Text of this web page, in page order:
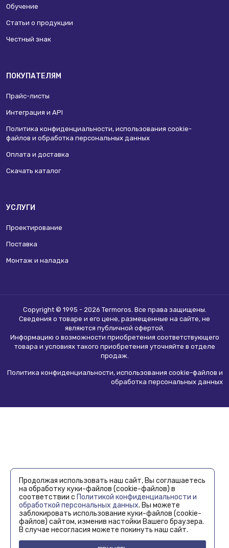
Обучение
Статьи о продукции
Честный знак
ПОКУПАТЕЛЯМ
Прайс-листы
Интеграция и API
Политика конфиденциальности, использования сookie-
файлов и обработка персональных данных
Оплата и доставка
Скачать каталог
УСЛУГИ
Проектирование
Поставка
Монтаж и наладка
Copyright © 1995 - 2026 Termoros. Все права защищены.
Сведения о товаре и его цене, размещенные на сайте, не
являются публичной офертой.
Информацию о возможности приобретения соответствующего
товара и условиях такого приобретения уточняйте в отделе
продаж.
Политика конфиденциальности, использования сookie-файлов и
обработка персональных данных
Продолжая использовать наш сайт, Вы соглашаетесь
на обработку куки-файлов (cookie-файлов) в
соответствии с Политикой конфиденциальности и
обработкой персональных данных. Вы можете
заблокировать использование куки-файлов (cookie-
файлов) сайтом, изменив настойки Вашего браузера.
В случае несогласия можете покинуть наш сайт.